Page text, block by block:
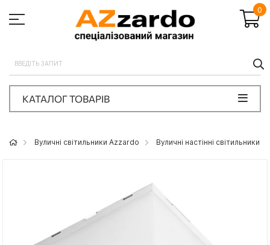
0
КАТАЛОГ ТОВАРІВ
Вуличні світильники Azzardo Вуличні настінні світильники